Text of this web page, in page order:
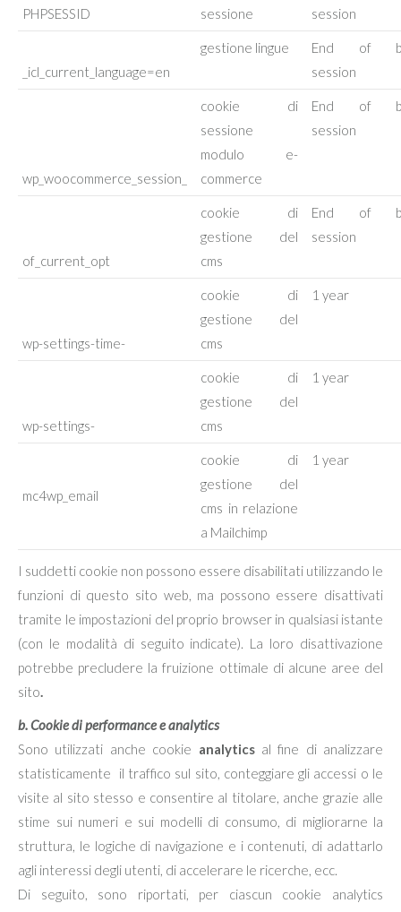
PHPSESSID
sessione
session
_icl_current_language=en
gestione lingue
End of
session
wp_woocommerce_session_
cookie di
sessione
modulo e-
commerce
End of
session
of_current_opt
cookie di
gestione del
cms
End of
session
wp-settings-time-
cookie di
gestione del
cms
1 year
wp-settings-
cookie di
gestione del
cms
1 year
mc4wp_email
cookie di
gestione del
cms in relazione
a Mailchimp
1 year
I suddetti cookie non possono essere disabilitati utilizzando le
funzioni di questo sito web, ma possono essere disattivati
tramite le impostazioni del proprio browser in qualsiasi istante
(con le modalità di seguito indicate). La loro disattivazione
potrebbe precludere la fruizione ottimale di alcune aree del
sito.
b. Cookie di performance e analytics
Sono utilizzati anche cookie analytics al fine di analizzare
statisticamente il traffico sul sito, conteggiare gli accessi o le
visite al sito stesso e consentire al titolare, anche grazie alle
stime sui numeri e sui modelli di consumo, di migliorarne la
struttura, le logiche di navigazione e i contenuti, di adattarlo
agli interessi degli utenti, di accelerare le ricerche, ecc.
Di seguito, sono riportati, per ciascun cookie analytics